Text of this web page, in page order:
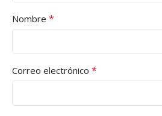
Nombre *
Correo electrónico *